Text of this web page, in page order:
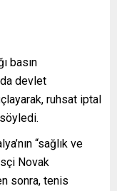
basın
devlet
ruhsat iptal
“sağlık ve
Novak
sonra, tenis